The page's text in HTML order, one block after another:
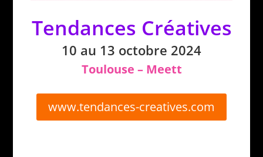
Tendances Créatives
10 au 13 octobre 2024
Toulouse – Meett
www.tendances-creatives.com